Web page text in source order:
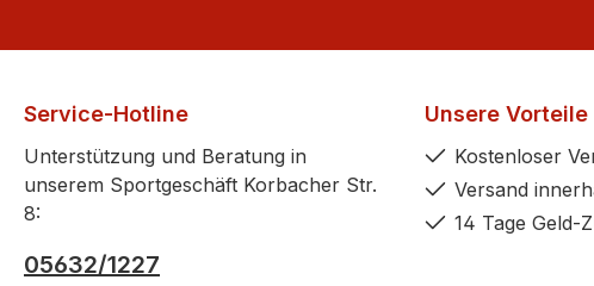
Service-Hotline
Unterstützung und Beratung in
unserem Sportgeschäft Korbacher Str.
8:
05632/1227
Unsere Vorteile
Kostenloser
Versand
14 Tage Geld-